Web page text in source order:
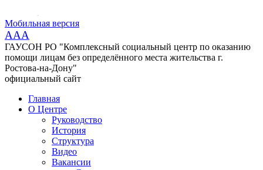
Мобильная версия
AAA
ГАУСОН РО "Комплексный социальный центр по оказанию
помощи лицам без определённого места жительства г.
Ростова-на-Дону"
официальный сайт
Главная
О Центре
Руководство
История
Структура
Видео
Вакансии